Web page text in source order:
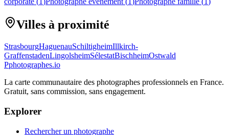
Villes à proximité
StrasbourgHaguenauSchiltigheimIllkirch-
GraffenstadenLingolsheimSélestatBischheimOstwald
Pphotographes.io
La carte communautaire des photographes professionnels en France.
Gratuit, sans commission, sans engagement.
Explorer
Rechercher un photographe